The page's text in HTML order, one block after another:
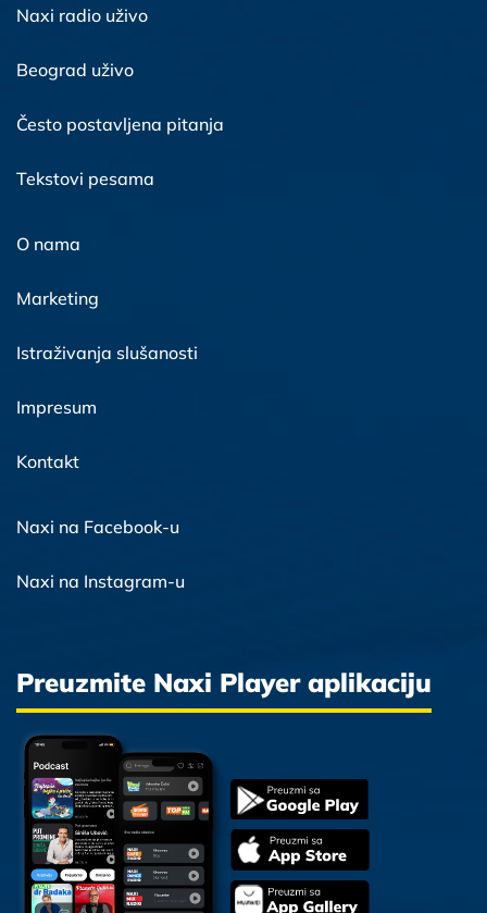
Naxi radio uživo
Beograd uživo
Često postavljena pitanja
Tekstovi pesama
O nama
Marketing
Istraživanja slušanosti
Impresum
Kontakt
Naxi na Facebook-u
Naxi na Instagram-u
Preuzmite Naxi Player aplikaciju